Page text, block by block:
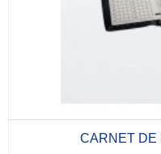
CARNET DE